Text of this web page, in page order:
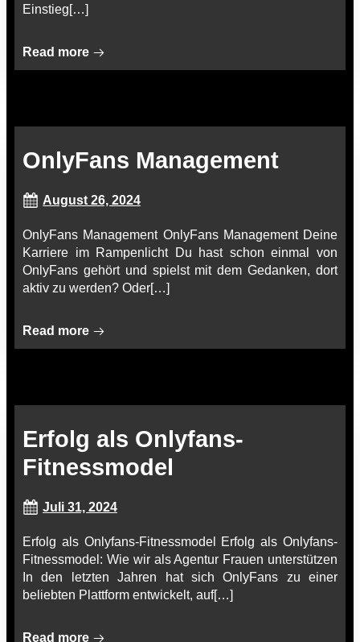
Einstieg[…]
Read more
OnlyFans Management
August 26, 2024
OnlyFans Management OnlyFans Management Deine
Karriere im Rampenlicht Du hast schon einmal von
OnlyFans gehört und spielst mit dem Gedanken, dort
aktiv zu werden? Oder[…]
Read more
Erfolg als Onlyfans-
Fitnessmodel
Juli 31, 2024
Erfolg als Onlyfans-Fitnessmodel Erfolg als Onlyfans-
Fitnessmodel: Wie wir als Agentur Frauen unterstützen
In den letzten Jahren hat sich OnlyFans zu einer
beliebten Plattform entwickelt, auf[…]
Read more